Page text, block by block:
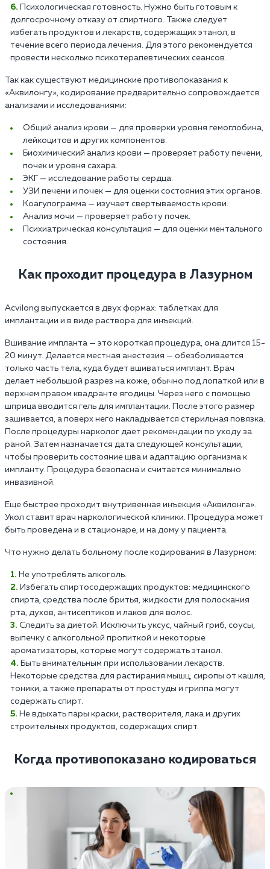
Психологическая готовность. Нужно быть готовым к
долгосрочному отказу от спиртного. Также следует
избегать продуктов и лекарств, содержащих этанол, в
течение всего периода лечения. Для этого рекомендуется
провести несколько психотерапевтических сеансов.
Так как существуют медицинские противопоказания к
«Аквилонгу», кодирование предварительно сопровождается
анализами и исследованиями:
Общий анализ крови — для проверки уровня гемоглобина,
лейкоцитов и других компонентов.
Биохимический анализ крови — проверяет работу печени,
почек и уровня сахара.
ЭКГ — исследование работы сердца.
УЗИ печени и почек — для оценки состояния этих органов.
Коагулограмма — изучает свертываемость крови.
Анализ мочи — проверяет работу почек.
Психиатрическая консультация — для оценки ментального
состояния.
Как проходит процедура в Лазурном
Acvilong выпускается в двух формах: таблетках для
имплантации и в виде раствора для инъекций.
Вшивание импланта — это короткая процедура, она длится 15-
20 минут. Делается местная анестезия — обезболивается
только часть тела, куда будет вшиваться имплант. Врач
делает небольшой разрез на коже, обычно под лопаткой или в
верхнем правом квадранте ягодицы. Через него с помощью
шприца вводится гель для имплантации. После этого размер
зашивается, а поверх него накладывается стерильная повязка.
После процедуры нарколог дает рекомендации по уходу за
раной. Затем назначается дата следующей консультации,
чтобы проверить состояние шва и адаптацию организма к
импланту. Процедура безопасна и считается минимально
инвазивной.
Еще быстрее проходит внутривенная инъекция «Аквилонга».
Укол ставит врач наркологической клиники. Процедура может
быть проведена и в стационаре, и на дому у пациента.
Что нужно делать больному после кодирования в Лазурном:
Не употреблять алкоголь.
Избегать спиртосодержащих продуктов: медицинского
спирта, средства после бритья, жидкости для полоскания
рта, духов, антисептиков и лаков для волос.
Следить за диетой. Исключить уксус, чайный гриб, соусы,
выпечку с алкогольной пропиткой и некоторые
ароматизаторы, которые могут содержать этанол.
Быть внимательным при использовании лекарств.
Некоторые средства для растирания мышц, сиропы от кашля,
тоники, а также препараты от простуды и гриппа могут
содержать спирт.
Не вдыхать пары краски, растворителя, лака и других
строительных продуктов, содержащих спирт.
Когда противопоказано кодироваться